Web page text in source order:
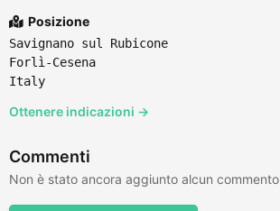
Posizione
Savignano sul Rubicone
Forlì-Cesena
Italy
Ottenere indicazioni →
Commenti
Non è stato ancora aggiunto alcun commento